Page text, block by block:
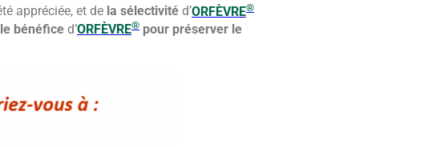
appréciée, et de la sélectivité d’ORFÈVRE®
bénéfice d’ORFÈVRE® pour préserver le